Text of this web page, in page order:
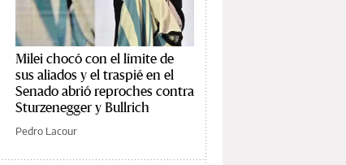
Milei chocó con el límite de
sus aliados y el traspié en el
Senado abrió reproches contra
Sturzenegger y Bullrich
Pedro Lacour